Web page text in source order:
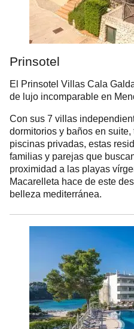
Prinsotel
El Prinsotel Villas Cala
de lujo incomparable en
Con sus 7 villas
dormitorios y baños en
piscinas privadas, estas
familias y parejas que
proximidad a las playas
Macarelleta hace de este
belleza mediterránea.